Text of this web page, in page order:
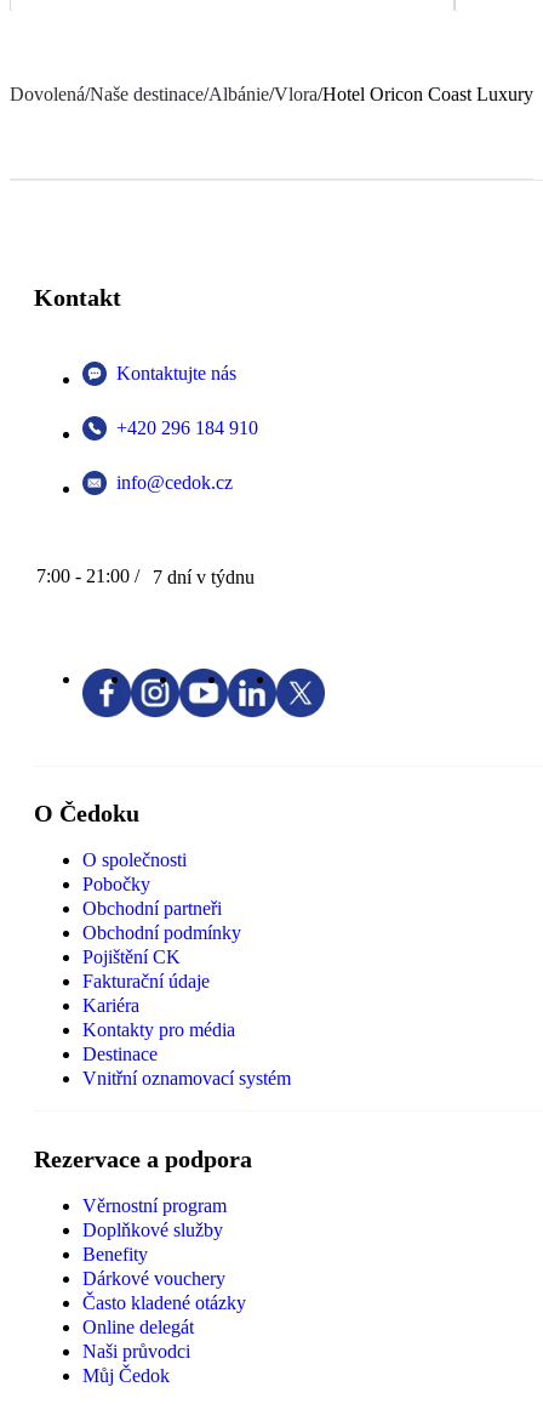
Dovolená/Naše destinace/Albánie/Vlora/Hotel Oricon Coast Luxury
Kontakt
Kontaktujte nás
+420 296 184 910
info@cedok.cz
7:00 - 21:00 / 7 dní v týdnu
O Čedoku
O společnosti
Pobočky
Obchodní partneři
Obchodní podmínky
Pojištění CK
Fakturační údaje
Kariéra
Kontakty pro média
Destinace
Vnitřní oznamovací systém
Rezervace a podpora
Věrnostní program
Doplňkové služby
Benefity
Dárkové vouchery
Často kladené otázky
Online delegát
Naši průvodci
Můj Čedok